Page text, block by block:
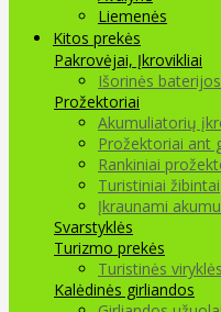
Liemenės
Kitos prekės
Pakrovėjai, Įkrovikliai
Išorinės
Prožektoriai
Akumuliatorių
Prožektoriai ant
Rankiniai
Turistiniai žibintai
Įkraunami
Svarstyklės
Turizmo prekės
Turistinės viryklės
Kalėdinės girliandos